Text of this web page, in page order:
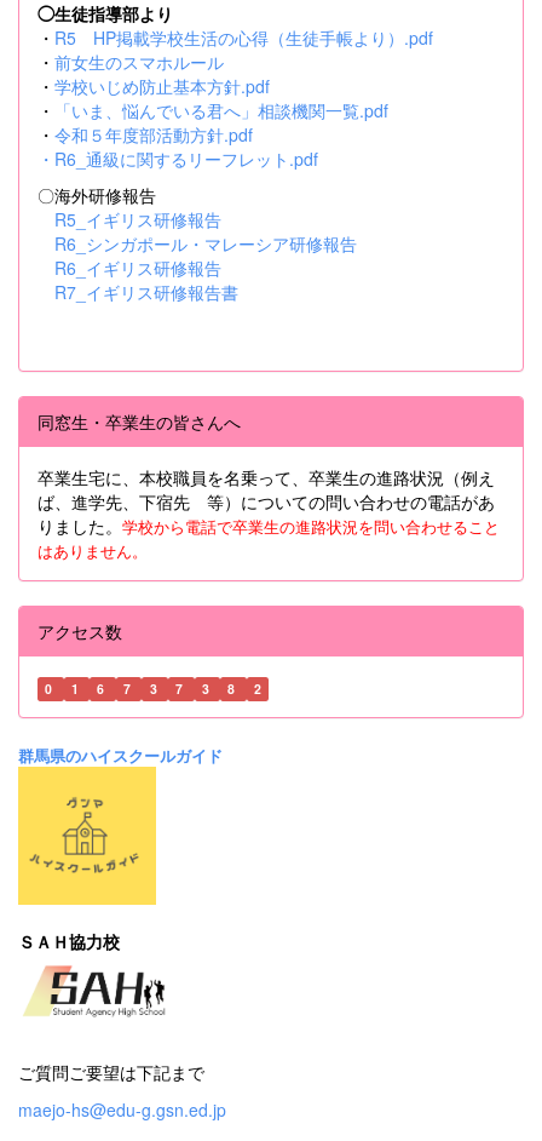
◯生徒指導部より
・ R5 HP掲載学校生活の心得（生徒手帳より）.pdf
・ 前女生のスマホルール
・ 学校いじめ防止基本方針.pdf
・
「いま、悩んでいる君へ」相談機関一覧.pdf
・ 令和５年度部活動方針.pdf
・ R6_通級に関するリーフレット.pdf
〇海外研修報告
R5_イギリス研修報告
R6_シンガポール・マレーシア研修報告
R6_イギリス研修報告
R7_イギリス研修報告書
同窓生・卒業生の皆さんへ
卒業生宅に、本校職員を名乗って、卒業生の進路状況（例え
ば、進学先、下宿先 等）についての問い合わせの電話があ
りました。 学校から電話で卒業生の進路状況を問い合わせること
はありません。
アクセス数
0 1 6 7 3 7 3 8 2
群馬県のハイスクールガイド
ＳＡＨ協力校
ご質問ご要望は下記まで
maejo-hs@edu-g.gsn.ed.jp